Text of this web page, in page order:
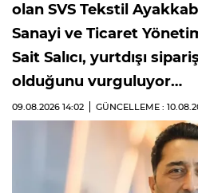
olan SVS Tekstil
Sanayi ve Ticaret
Sait Salıcı, yurtdışı
olduğunu vurguluyor…
09.08.2026 14:02 GÜNCELLEME :